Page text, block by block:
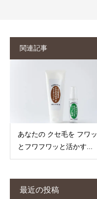
関連記事
あなたの クセ毛を フワッ
とフワフワッと活かす...
最近の投稿